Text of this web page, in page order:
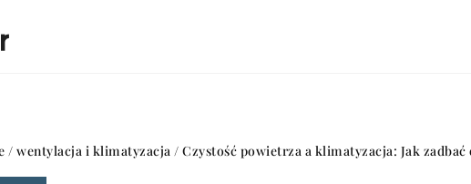
/ wentylacja i klimatyzacja / Czystość powietrza a klimatyzacja: Jak